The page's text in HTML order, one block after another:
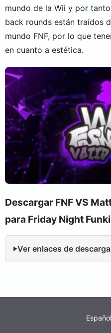
mundo de la Wii y por
back rounds están traídos
mundo FNF, por lo que
en cuanto a estética.
Descargar FNF VS
para Friday Night
Ver enlaces de descarga
Español